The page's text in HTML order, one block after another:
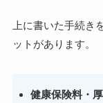
上に書いた手続き
ットがあります。
健康保険料・